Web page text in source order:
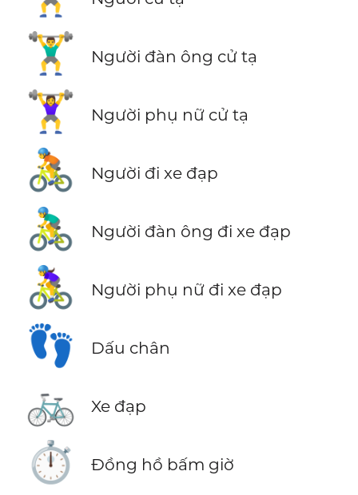
🏋️‍♂️ Người đàn ông cử tạ
🏋️‍♀️ Người phụ nữ cử tạ
🚴 Người đi xe đạp
🚴‍♂️ Người đàn ông đi xe đạp
🚴‍♀️ Người phụ nữ đi xe đạp
👣 Dấu chân
🚲 Xe đạp
⏱️ Đồng hồ bấm giờ